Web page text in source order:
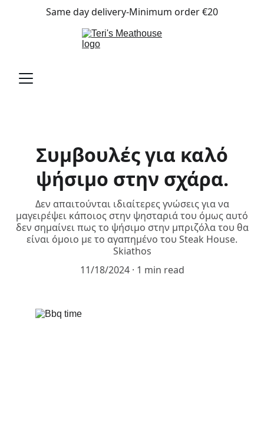
Same day delivery-Minimum order €20
Συμβουλές για καλό
ψήσιμο στην σχάρα.
Δεν απαιτούνται ιδιαίτερες γνώσεις για να
μαγειρέψει κάποιος στην ψησταριά του όμως αυτό
δεν σημαίνει πως το ψήσιμο στην μπριζόλα του θα
είναι όμοιο με το αγαπημένο του Steak House.
Skiathos
11/18/2024
1 min read